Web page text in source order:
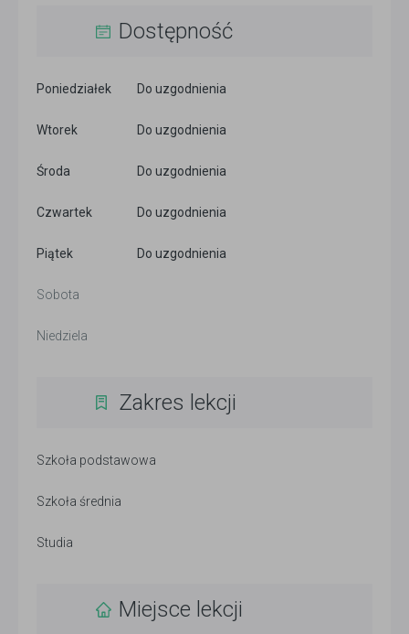
Dostępność
Poniedziałek Do uzgodnienia
Wtorek Do uzgodnienia
Środa Do uzgodnienia
Czwartek Do uzgodnienia
Piątek Do uzgodnienia
Sobota
Niedziela
Zakres lekcji
Szkoła podstawowa
Szkoła średnia
Studia
Miejsce lekcji